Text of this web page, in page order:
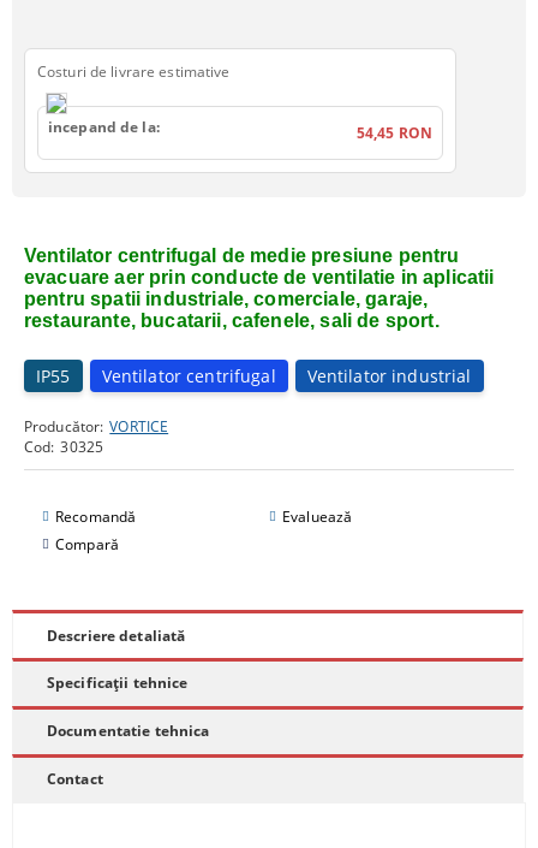
Ventilator centrifugal de medie presiune pentru
evacuare aer prin conducte de ventilatie in aplicatii
pentru spatii industriale, comerciale, garaje,
restaurante, bucatarii, cafenele, sali de sport.
IP55 Ventilator centrifugal Ventilator industrial
Producător: VORTICE
Cod: 30325
Recomandă
Evaluează
Compară
Costuri de livrare estimative
incepand de la: 54,45 RON
Descriere detaliată
Specificații tehnice
Documentatie tehnica
Contact